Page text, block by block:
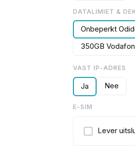
DATALIMIET &
Onbeperkt
350GB
VAST IP-ADRES
Ja Nee
E-SIM
Lever